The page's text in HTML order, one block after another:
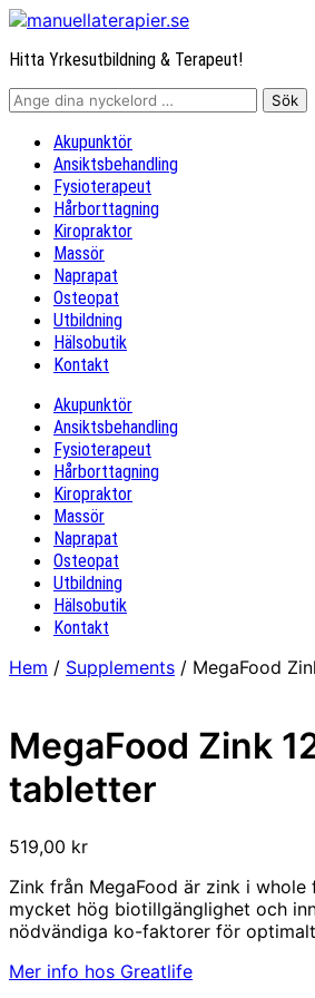
Hitta Yrkesutbildning & Terapeut!
Akupunktör
Ansiktsbehandling
Fysioterapeut
Hårborttagning
Kiropraktor
Massör
Naprapat
Osteopat
Utbildning
Hälsobutik
Kontakt
Akupunktör
Ansiktsbehandling
Fysioterapeut
Hårborttagning
Kiropraktor
Massör
Naprapat
Osteopat
Utbildning
Hälsobutik
Kontakt
Hem / Supplements / MegaFood
MegaFood Zink
tabletter
519,00 kr
Zink från MegaFood är zink i
mycket hög biotillgänglighet och
nödvändiga ko-faktorer för
Mer info hos Greatlife